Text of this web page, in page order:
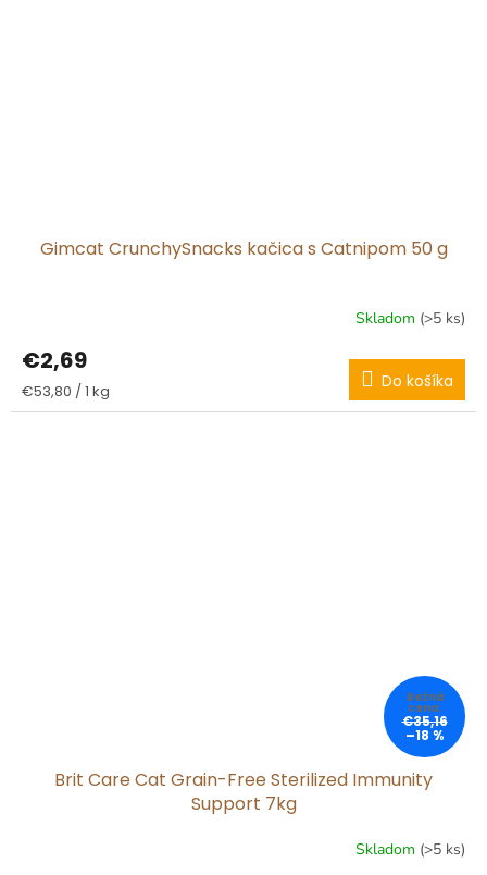
Gimcat CrunchySnacks kačica s Catnipom 50 g
Skladom (>5 ks)
€2,69
Jednotková
cena:
€53,80 / 1 kg Do košíka
€35,16
–18 %
Brit Care Cat Grain-Free Sterilized Immunity
Support 7kg
Skladom (>5 ks)